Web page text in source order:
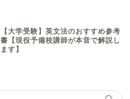
【大学受験】英文法のおすすめ参考
書【現役予備校講師が本音で解説し
ます】